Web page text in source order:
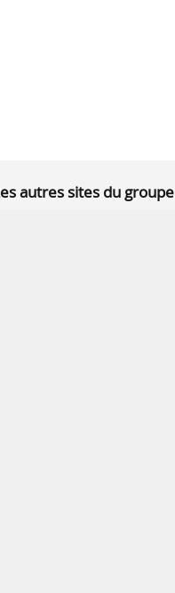
autres sites du groupe